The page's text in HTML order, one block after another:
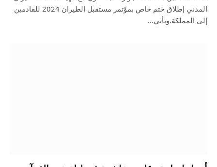
المدني إطلاق ختم خاص بمؤتمر مستقبل الطيران 2024 للقادمين
إلى المملكة.ويأتي…